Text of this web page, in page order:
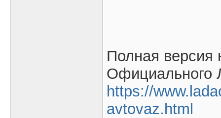
Полная версия
Официального
https://
avtovaz.html